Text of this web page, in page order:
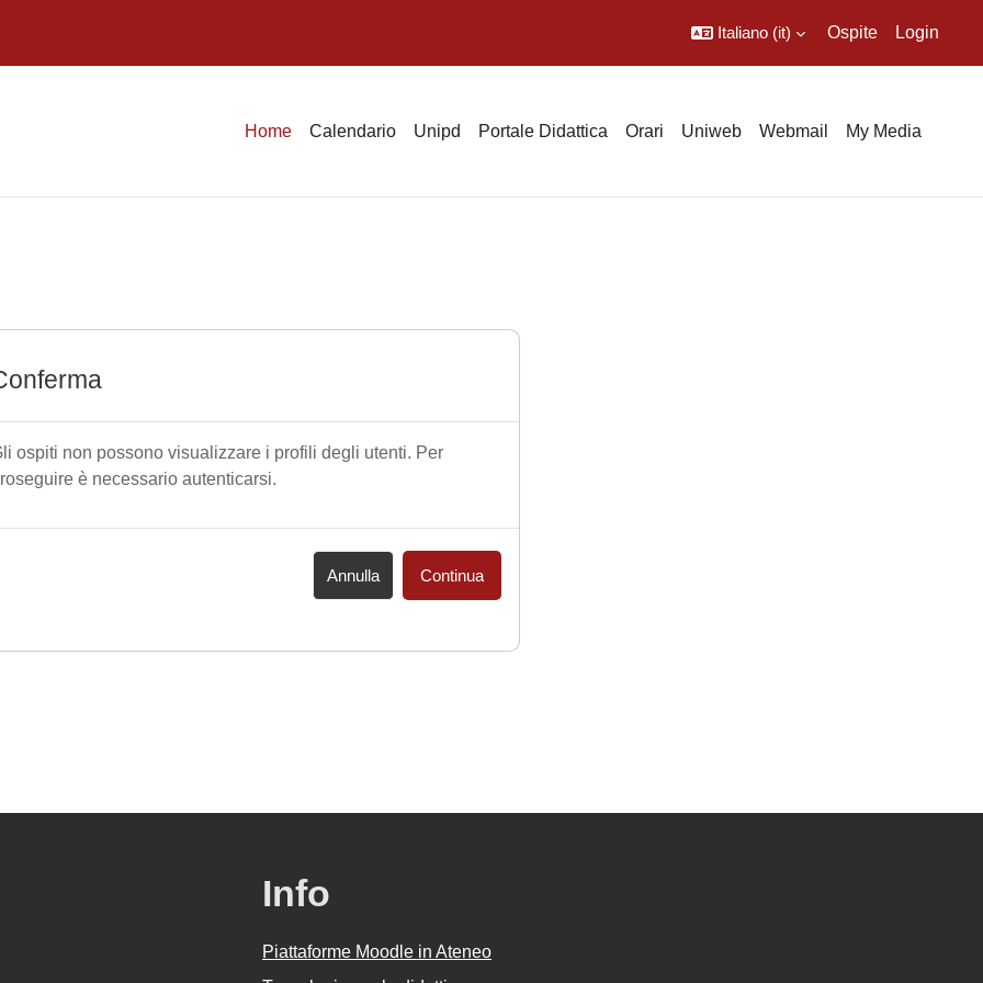
Italiano ‎(it)‎ Ospite Login
Home Calendario Unipd Portale Didattica Orari Uniweb Webmail My Media
ospiti non possono visualizzare i profili degli utenti. Per
è necessario autenticarsi.
Annulla Continua
Info
Piattaforme Moodle in Ateneo